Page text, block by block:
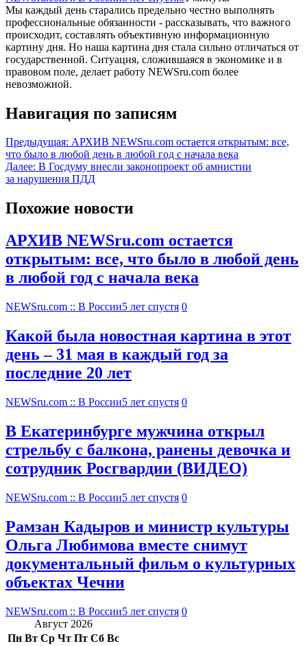
Мы каждый день старались предельно честно выполнять
профессиональные обязанности - рассказывать, что важного
происходит, составлять объективную информационную
картину дня. Но наша картина дня стала сильно отличаться от
государственной. Ситуация, сложившаяся в экономике и в
правовом поле, делает работу NEWSru.com более
невозможной.
Навигация по записям
Предыдущая: АРХИВ NEWSru.com остается открытым: все,
что было в любой день в любой год с начала века
Далее: В Госдуму внесли законопроект об амнистии
за нарушения ПДД
Похожие новости
АРХИВ NEWSru.com остается
открытым: все, что было в любой день
в любой год с начала века
NEWSru.com :: В России5 лет спустя 0
Какой была новостная картина в этот
день – 31 мая в каждый год за
последние 20 лет
NEWSru.com :: В России5 лет спустя 0
В Екатеринбурге мужчина открыл
стрельбу с балкона, ранены девочка и
сотрудник Росгвардии (ВИДЕО)
NEWSru.com :: В России5 лет спустя 0
Рамзан Кадыров и министр культуры
Ольга Любимова вместе снимут
документальный фильм о культурных
объектах Чечни
NEWSru.com :: В России5 лет спустя 0
Август 2026
Пн Вт Ср Чт Пт Сб Вс